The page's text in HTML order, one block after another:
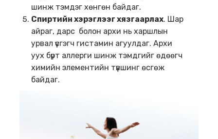
шинж тэмдэг хөнгөн байдаг.
Спиртийн хэрэглээг хязгаарлах. Шар
айраг, дарс болон архи нь харшлын
урвал үүсгэгч гистамин агуулдаг. Архи
уух бүрт аллерги шинж тэмдгийг өдөөгч
химийн элементийн түвшинг өсгөж
байдаг.